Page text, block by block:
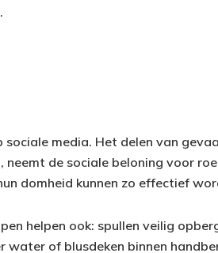
media. Het delen van
de sociale beloning voor
domheid kunnen zo effectief
helpen ook: spullen veilig
water of blusdeken binnen